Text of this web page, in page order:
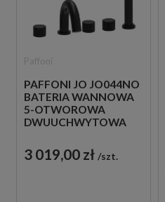
PAFFONI JO JO044NO
BATERIA WANNOWA
5-OTWOROWA
DWUUCHWYTOWA
3 019,00 zł szt.